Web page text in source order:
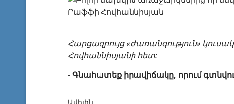
Հարցազրույց «Ժառանգություն»
Հովհաննիսյանի հետ:
- Գնահատեք իրավիճակը, որում
Ավելին ...